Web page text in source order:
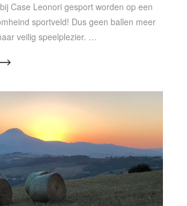
Case Leonori gesport worden op een
sportveld! Dus geen ballen meer
veilig speelplezier. …